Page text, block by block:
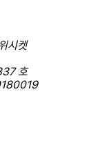
시켓
호